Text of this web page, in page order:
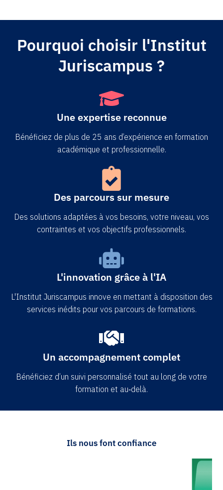
Pourquoi choisir l'Institut
Juriscampus ?
Une expertise reconnue
Bénéficiez de plus de 25 ans d’expérience en formation
académique et professionnelle.
Des parcours sur mesure
Des solutions adaptées à vos besoins, votre niveau, vos
contraintes et vos objectifs professionnels.
L'innovation grâce à l'IA
L'Institut Juriscampus innove en mettant à disposition des
services inédits pour vos parcours de formations.
Un accompagnement complet
Bénéficiez d’un suivi personnalisé tout au long de votre
formation et au‑delà.
Ils nous font confiance